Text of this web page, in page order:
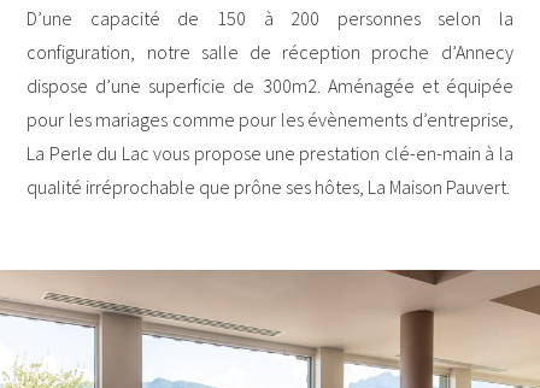
D’une capacité de 150 à 200 personnes selon la
configuration, notre salle de réception proche d’Annecy
dispose d’une superficie de 300m2. Aménagée et équipée
pour les mariages comme pour les évènements d’entreprise,
La Perle du Lac vous propose une prestation clé-en-main à la
qualité irréprochable que prône ses hôtes, La Maison Pauvert.